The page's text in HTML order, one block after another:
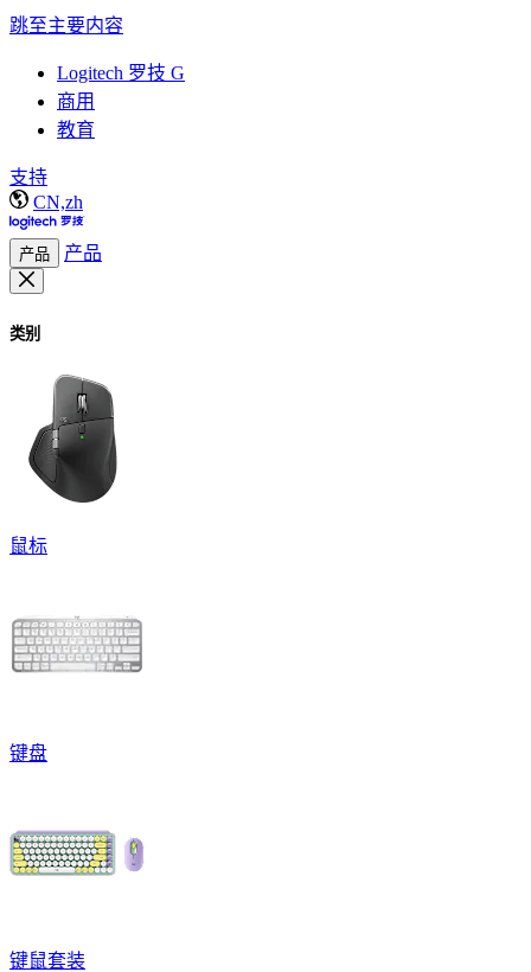
跳至主要内容
Logitech 罗技 G
商用
教育
支持
CN,zh
产品 产品
类别
鼠标
键盘
键鼠套装